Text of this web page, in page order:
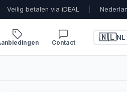
Veilig betalen via iDEAL
Contact
🇳🇱NL